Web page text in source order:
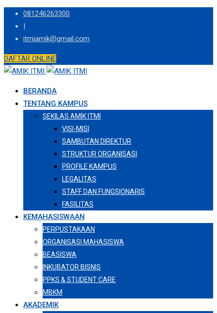
Skip
content
081246263300
|
itmiamik@gmail.com
DAFTAR ONLINE
BERANDA
TENTANG KAMPUS
SEKILAS AMIK ITMI
VISI-MISI
SAMBUTAN DIREKTUR
STRUKTUR ORGANISASI
PROFILE KAMPUS
LEGALITAS
STAFF DAN FUNGSIONARIS
FASILITAS
KEMAHASISWAAN
PERPUSTAKAAN
ORGANISASI MAHASISWA
BEASISWA
INKUBATOR BISNIS
PPKS & STUDENT CARE
MBKM
AKADEMIK